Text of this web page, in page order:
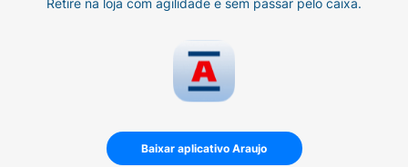
Retire na loja com agilidade e sem passar pelo caixa.
Baixar aplicativo Araujo